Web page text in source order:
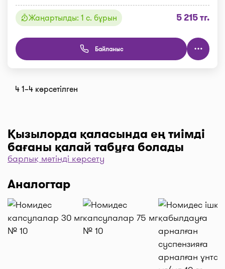
Жаңартылды: 1 с. бұрын 5 215 тг.
Байланыс
4 1–4 көрсетілген
Қызылорда қаласында ең тиімді
бағаны қалай табуға болады
Дәріханаларды баға бойынша іріктеу үшін “Сүзгі”
түймесін, одан әрі “Бағасы бойынша, 1… бастап
…” және “Таңдау” деген түймені басыңыз.
Дәріханадағы ең төмен баға сіздің алдыңызда. I-
teka сервисінің көмегімен үнемдеңіз!
Жеткізу
Қызылорда қаласында дәрі-дәрмекті тез жеткізу
керек пе? Қажетті дәрілерді “Сатып алу” түймесі
барлық мәтінді көрсету
Аналогтар